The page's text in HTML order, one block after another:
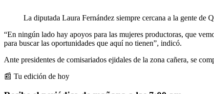
La diputada Laura Fernández siempre cercana a la gente de
“En ningún lado hay apoyos para las mujeres productoras, que
para buscar las oportunidades que aquí no tienen”, indicó.
Ante presidentes de comisariados ejidales de la zona cañera, se
📰 Tu edición de hoy